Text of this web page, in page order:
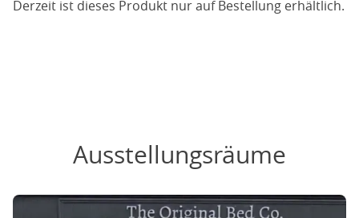
Derzeit ist dieses Produkt nur auf Bestellung erhältlich.
Ausstellungsräume